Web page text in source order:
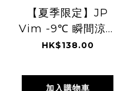
【夏季限定】JP
Vim -9℃ 瞬間涼感
高效保濕細緻持久
8705 TK260802
HK$138.00
加入購物車